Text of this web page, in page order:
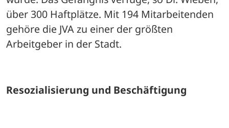
über 300 Haftplätze. Mit 194 Mitarbeitenden
gehöre die JVA zu einer der größten
Arbeitgeber in der Stadt.
Resozialisierung und Beschäftigung